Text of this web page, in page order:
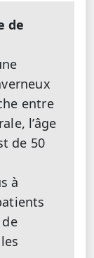
de
entre
l’âge
de 50
à